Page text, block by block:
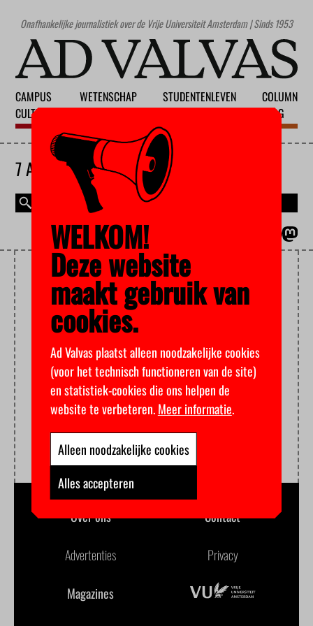
Onafhankelijke journalistiek over de Vrije Universiteit Amsterdam | Sinds 1953
CAMPUS
CULTUUR
WETENSCHAP
STUDENTENLEVEN
COLUMN
BLOG
7 AUGUSTUS 2026
INBURGERING
Over ons Contact
Advertenties Privacy
Magazines
WELKOM!
Deze website
maakt gebruik van
cookies.
Ad Valvas plaatst alleen noodzakelijke cookies
(voor het technisch functioneren van de site)
en statistiek-cookies die ons helpen de
website te verbeteren.Meer informatie.
Alleen noodzakelijke cookies
Alles accepteren